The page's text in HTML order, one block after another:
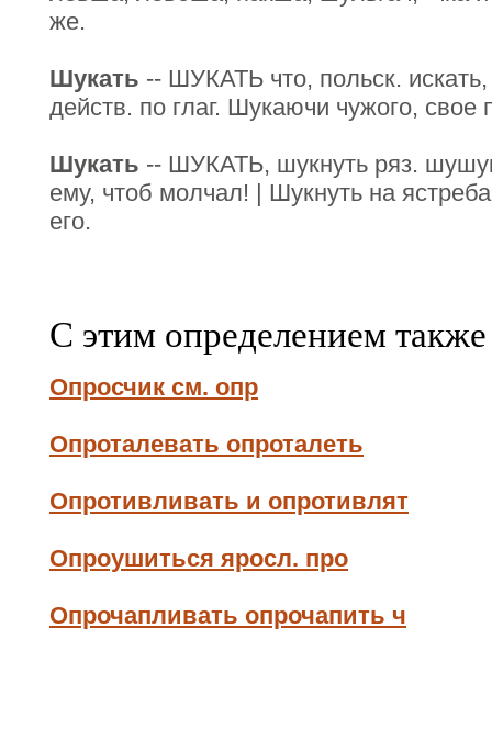
же.
Шукать -- ШУКАТЬ что, польск.
действ. по глаг. Шукаючи чужого, свое
Шукать -- ШУКАТЬ, шукнуть ряз.
ему, чтоб молчал! | Шукнуть на
его.
С этим определением
Опросчик см. опр
Опроталевать опроталеть
Опротивливать и опротивлят
Опроушиться яросл. про
Опрочапливать опрочапить ч